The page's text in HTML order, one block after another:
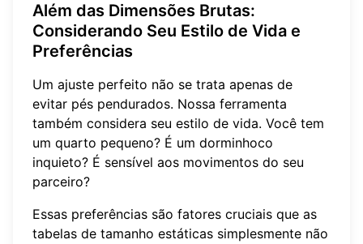
Além das Dimensões Brutas:
Considerando Seu Estilo de Vida e
Preferências
Um ajuste perfeito não se trata apenas de
evitar pés pendurados. Nossa ferramenta
também considera seu estilo de vida. Você tem
um quarto pequeno? É um dorminhoco
inquieto? É sensível aos movimentos do seu
parceiro?
Essas preferências são fatores cruciais que as
tabelas de tamanho estáticas simplesmente não